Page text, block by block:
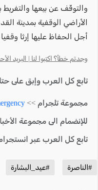
والتوقّف عن بيعها
الأراضي الوقفية بمدينة
أجل الحفاظ عليها إرثا وقفيا
وجدتم خطأ؟ اكتبوا لنا | البريد
تابع كل العرب وإبق على
مجموعة تلجرام >>
للإنضمام الى مجموعة
تابع كل العرب عبر
#الناصرة #عيد_البشارة